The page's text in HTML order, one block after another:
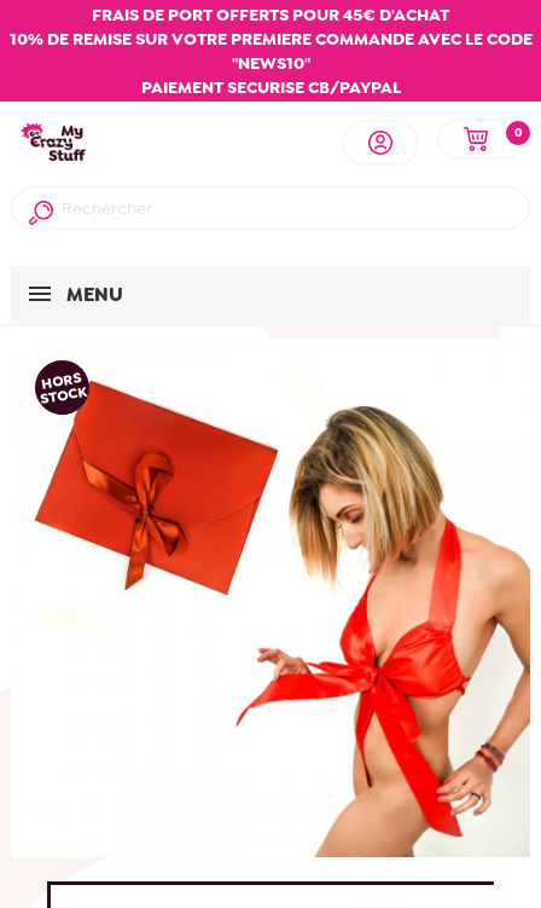
FRAIS DE PORT OFFERTS POUR 45€ D'ACHAT
10% DE REMISE SUR VOTRE PREMIERE COMMANDE AVEC LE CODE
"NEWS10"
PAIEMENT SECURISE CB/PAYPAL
0
MENU
HORS
STOCK